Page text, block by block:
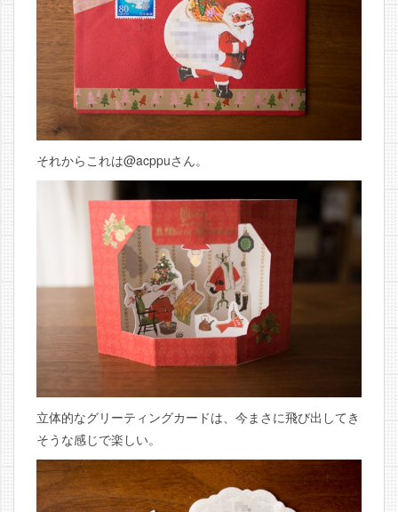
それからこれは@acppuさん。
立体的なグリーティングカードは、今まさに飛び出してき
そうな感じで楽しい。